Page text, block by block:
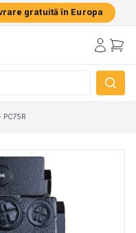
gratuită în Europa